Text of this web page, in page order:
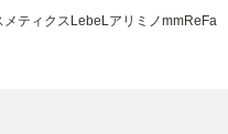
メティクス LebeLアリミノmmReFa